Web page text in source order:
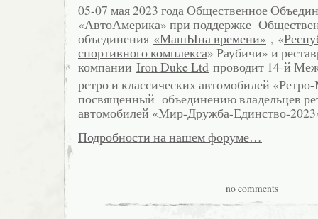
05-07 мая 2023 года Общественное
«АвтоАмерика» при поддержке
объединения «МашЫна времени» , «
спортивного комплекса» Раубичи» и
компании Iron Duke Ltd проводит 14-й
ретро и классических автомобилей
посвященный объединению владельцев
автомобилей «Мир-Дружба-Единство-
Подробности на нашем форуме…
no comments